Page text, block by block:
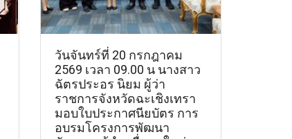
วันจันทร์ที่ 20 กรกฎาคม
2569 เวลา 09.00 น นางสาว
ฉัตรประอร นิยม ผู้ว่า
ราชการจังหวัดฉะเชิงเทรา
มอบใบประกาศนียบัตร การ
อบรมโครงการพัฒนา